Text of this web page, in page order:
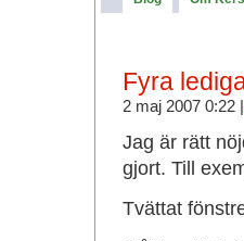
Fyra
2 maj 2007 0:22 |
Jag är rätt
gjort. Till
Tvättat